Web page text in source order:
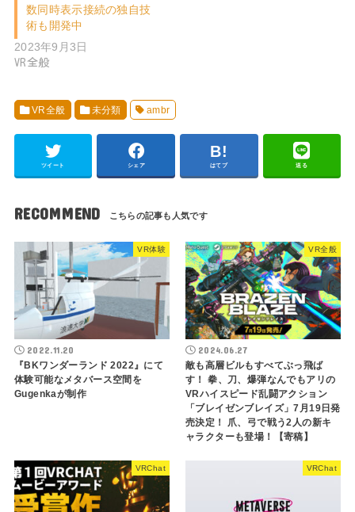
数同時表示接続の独自技
術も開発中
2023年9月3日
VR全般
VR全般 未分類 ambr
ツイート シェア はてブ 送る
RECOMMEND
VR体験
2022.11.20
『BKワンダーランド 2022』にて
体験可能なメタバース空間を
Gugenkaが制作
VR全般
2024.06.27
敵も高層ビルもすべてぶっ飛ば
す！ 拳、刀、爆弾なんでもアリの
VRハイスピード乱闘アクション
「ブレイゼンブレイズ」7月19日発
売決定！ 爪、弓で戦う2人の新キ
ャラクターも登場！【寄稿】
VRChat VRChat